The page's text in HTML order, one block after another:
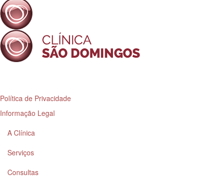
Política de Privacidade
Informação Legal
A Clínica
Serviços
Consultas